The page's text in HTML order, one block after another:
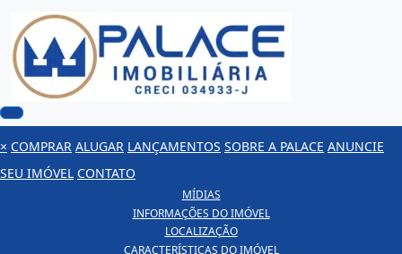
× COMPRAR ALUGAR LANÇAMENTOS SOBRE A PALACE ANUNCIE
SEU IMÓVEL CONTATO
MÍDIAS
INFORMAÇÕES DO IMÓVEL
LOCALIZAÇÃO
CARACTERÍSTICAS DO IMÓVEL